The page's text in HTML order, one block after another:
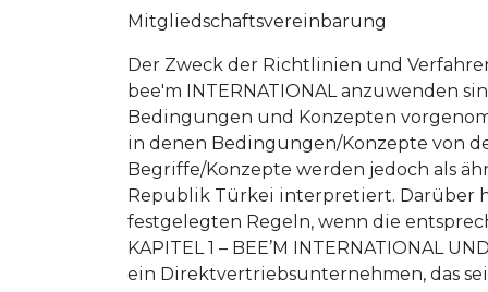
Mitgliedschaftsvereinbarung
Der Zweck der Richtlinien und Verfahren von BEE'M INTERNATIONAL besteht darin, die Regeln festzulegen, die weltweit innerhalb von bee'm INTERNATIONAL anzuwenden sind. In diesem Zusammenhang werden in einigen Bestimmungen Änderungen an diesen Bedingungen und Konzepten vorgenommen, um dem Recht der Republik Türkei im Rahmen des Anhangs A zu entsprechen, für Fälle, in denen Bedingungen/Konzepte von der Gesetzgebung/Geschäftspraxis der Republik Türkei abweichen die Republik Türkei. Diese Begriffe/Konzepte werden jedoch als ähnliche Begriffe/Konzepte im Hinblick auf die Gesetzgebung und Geschäftspraktiken der Republik Türkei interpretiert. Darüber hinaus unterliegen diese Bestimmungen den in der Gesetzgebung der Republik Türkei festgelegten Regeln, wenn die entsprechenden Bestimmungen im Rahmen der Gesetzgebung der Republik Türkei nicht zulässig sind. KAPITEL 1 – BEE’M INTERNATIONAL UND SEINE VERTRIEBSPARTNER ⦁ Willkommen bei Bee’m International ⦁ Bee’m International ist ein Direktvertriebsunternehmen, das seine Produkte über unabhängige Vertriebshändler vermarktet. Es ist wichtig zu verstehen, dass der Erfolg jedes Vertriebspartners von der Integrität derjenigen abhängt, die Produkte und Dienstleistungen von Bee'm International vermarkten. Die Vereinbarung (unten definiert) wird unterzeichnet, um die Beziehung zwischen Bee'm International und seinen unabhängigen Vertriebshändlern, Vertriebshändlern und Kunden sowie zwischen den Vertriebshändlern selbst klar zu definieren. ⦁ Parteien, Bee’m International, sind die Unternehmen, auf die im vom Händler unterzeichneten Händlerantrag und der vom Händler unterzeichneten Vereinbarung Bezug genommen wird. In diesen Richtlinien und Verfahren wird das Unternehmen manchmal als „Bee’m International“ oder das „Unternehmen“ bezeichnet und der Vertriebspartner, der die Vereinbarung unterzeichnet, wird als „Vertriebspartner“ oder „der Vertriebspartner“ bezeichnet. ⦁ Diese Richtlinien und Verfahren stehen in Verbindung mit dem Bee'm International-Vertriebspartnerantrag und -Vertrag („Vertriebspartnervertrag“) und dem finanziellen Vergütungsplan (hier gemeinsam als „Vereinbarung“ bezeichnet), den Bee'm International-Vertriebspartnern und Bee It vollständige und verbindliche Vereinbarung und Vereinbarung zwischen 'm International. ⦁ Verhaltenskodex des Vertriebspartners ⦁ Ich werde in meinen Geschäften als Vertriebspartner ehrlich und fair sein. ⦁ Ich werde aktiv daran arbeiten, einen Einzelhandelskundenstamm aufzubauen und zu pflegen. ⦁ Ich werde meine Arbeit auf eine Weise erledigen, die meinen eigenen Ruf und den positiven Ruf, den Bee'm International geschaffen hat, stärkt. ⦁ Ich verhalte mich höflich und respektvoll gegenüber jeder Person, mit der ich während meiner unabhängigen Tätigkeit bei Bee’m International in Kontakt komme, und führe persönliche oder